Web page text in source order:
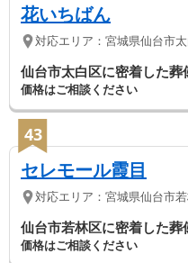
花いちばん
対応エリア： 宮城県仙台市
仙台市太白区に密着した葬
価格はご相談ください
43
セレモール霞目
対応エリア： 宮城県仙台市
仙台市若林区に密着した葬
価格はご相談ください